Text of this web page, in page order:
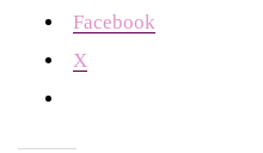
Facebook
X